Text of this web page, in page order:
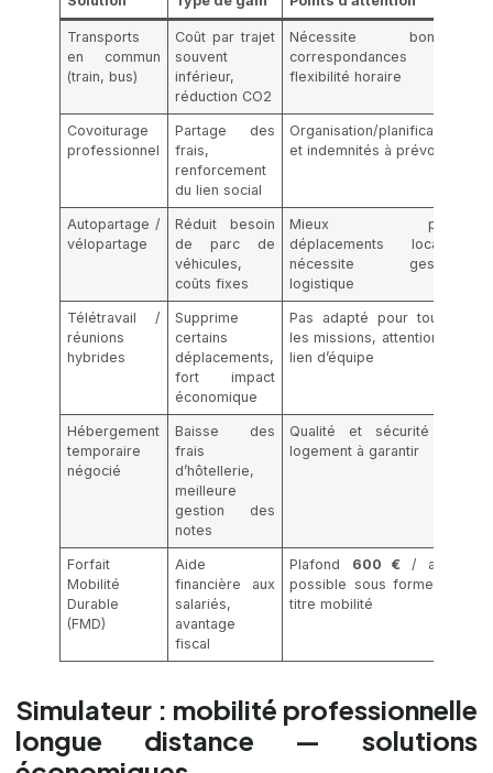
Transports
en commun
(train, bus)
Coût par trajet
souvent
inférieur,
réduction CO2
Nécessite bonnes
correspondances et
flexibilité horaire
Covoiturage
professionnel
Partage des
frais,
renforcement
du lien social
Organisation/planification
et indemnités à prévoir
Autopartage /
vélopartage
Réduit besoin
de parc de
véhicules,
coûts fixes
Mieux pour
déplacements locaux,
nécessite gestion
logistique
Télétravail /
réunions
hybrides
Supprime
certains
déplacements,
fort impact
économique
Pas adapté pour toutes
les missions, attention au
lien d’équipe
Hébergement
temporaire
négocié
Baisse des
frais
d’hôtellerie,
meilleure
gestion des
notes
Qualité et sécurité du
logement à garantir
Forfait
Mobilité
Durable
(FMD)
Aide
financière aux
salariés,
avantage
fiscal
Plafond 600 € / an ;
possible sous forme de
titre mobilité
Simulateur : mobilité professionnelle
longue distance — solutions